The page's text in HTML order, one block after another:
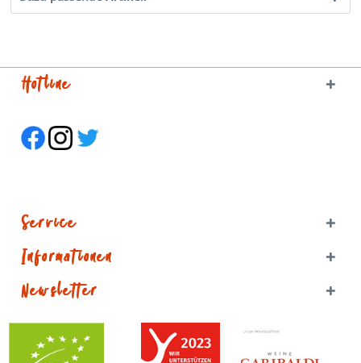
Hotline
Service
Informationen
Newsletter